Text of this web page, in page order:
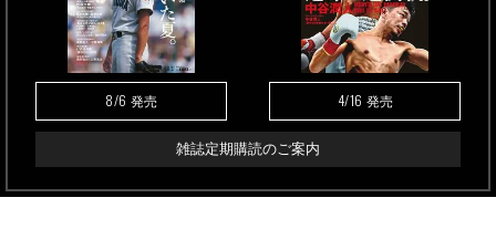
8/6 発売 4/16 発売
雑誌定期購読のご案内